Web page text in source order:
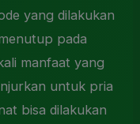
yang dilakukan
pada
manfaat yang
untuk pria
bisa dilakukan